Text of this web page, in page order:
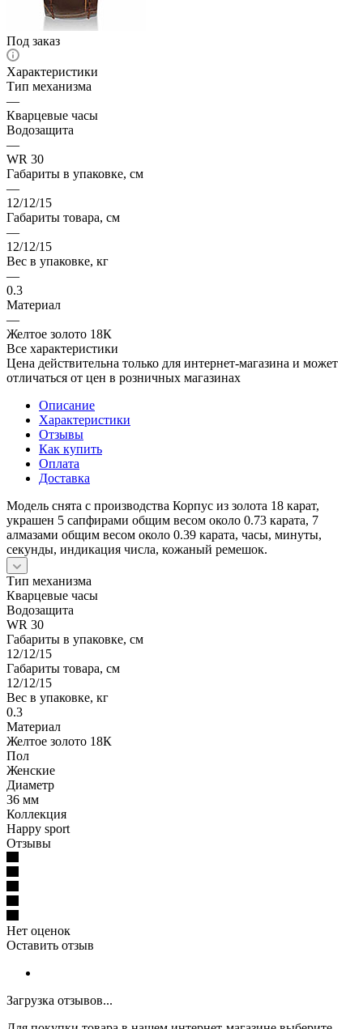
Под заказ
Характеристики
Тип механизма
—
Кварцевые часы
Водозащита
—
WR 30
Габариты в упаковке, см
—
12/12/15
Габариты товара, см
—
12/12/15
Вес в упаковке, кг
—
0.3
Материал
—
Желтое золото 18К
Все характеристики
Цена действительна только для интернет-магазина и может
отличаться от цен в розничных магазинах
Описание
Характеристики
Отзывы
Как купить
Оплата
Доставка
Модель снята с производства Корпус из золота 18 карат,
украшен 5 сапфирами общим весом около 0.73 карата, 7
алмазами общим весом около 0.39 карата, часы, минуты,
секунды, индикация числа, кожаный ремешок.
Тип механизма
Кварцевые часы
Водозащита
WR 30
Габариты в упаковке, см
12/12/15
Габариты товара, см
12/12/15
Вес в упаковке, кг
0.3
Материал
Желтое золото 18К
Пол
Женские
Диаметр
36 мм
Коллекция
Happy sport
Отзывы
Нет оценок
Оставить отзыв
Загрузка отзывов...